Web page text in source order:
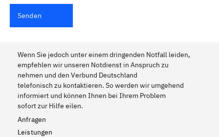
Senden
Wenn Sie jedoch unter einem dringenden Notfall leiden,
empfehlen wir unseren Notdienst in Anspruch zu
nehmen und den Verbund Deutschland
telefonisch zu kontaktieren. So werden wir umgehend
informiert und können Ihnen bei Ihrem Problem
sofort zur Hilfe eilen.
Anfragen
Leistungen